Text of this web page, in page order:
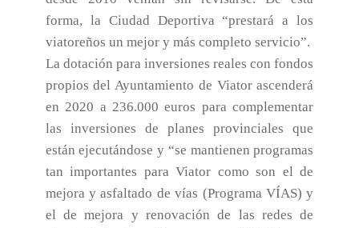
forma, la Ciudad Deportiva “prestará a los
viatoreños un mejor y más completo servicio”.
La dotación para inversiones reales con fondos
propios del Ayuntamiento de Viator ascenderá
en 2020 a 236.000 euros para complementar
las inversiones de planes provinciales que
están ejecutándose y “se mantienen programas
tan importantes para Viator como son el de
mejora y asfaltado de vías (Programa VÍAS) y
el de mejora y renovación de las redes de